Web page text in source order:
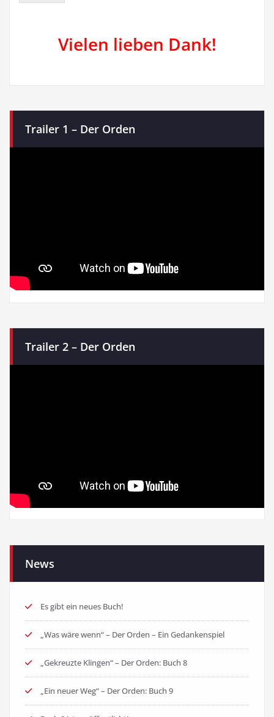
Vielen lieben Dank!
Trailer 1 – Der Orden
Trailer 2 – Der Orden
News
Es gibt ein neues Buch!
„Was wäre wenn“ – Der Orden – Ein Gedankenspiel
„Gekreuzte Klingen“ – Der Orden: Buch 8
„Ein neuer Weg“ – Der Orden: Buch 9